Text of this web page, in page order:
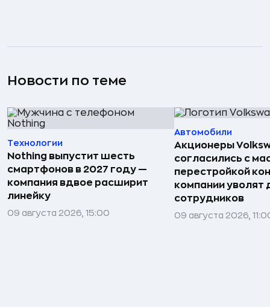
Новости по теме
Технологии
Nothing выпустит шесть
смартфонов в 2027 году —
компания вдвое расширит
линейку
09 августа 2026, 15:00
Автомобили
Акционеры
согласились с
перестройкой
компании уволят
сотрудников
09 августа 2026,